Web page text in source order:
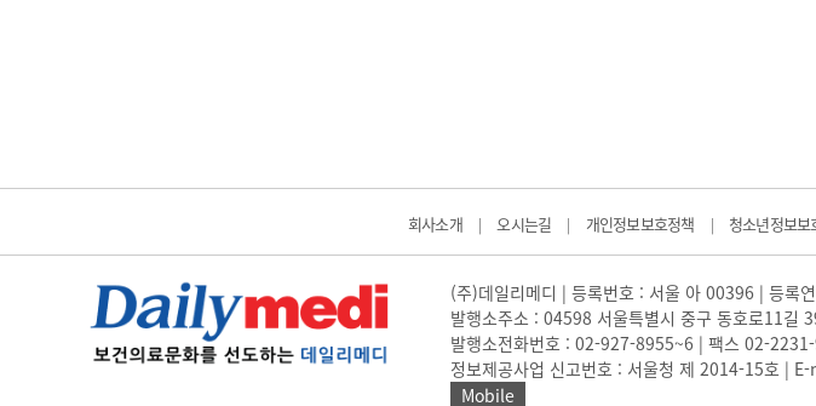
회사소개 | 오시는길 | 개인정보보호정책 | 청소년정보보
(주)데일리메디 | 등록번호 : 서울 아 00396 | 등록
발행소주소 : 04598 서울특별시 중구 동호로11길
발행소전화번호 : 02-927-8955~6 | 팩스 02-
정보제공사업 신고번호 : 서울청 제 2014-15호
Mobile